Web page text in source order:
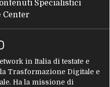
Specialistici
Center
in Italia di testate e
Trasformazione Digitale e
Ha la missione di